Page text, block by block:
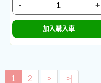
+
-
加入購入車
1 2 > >|